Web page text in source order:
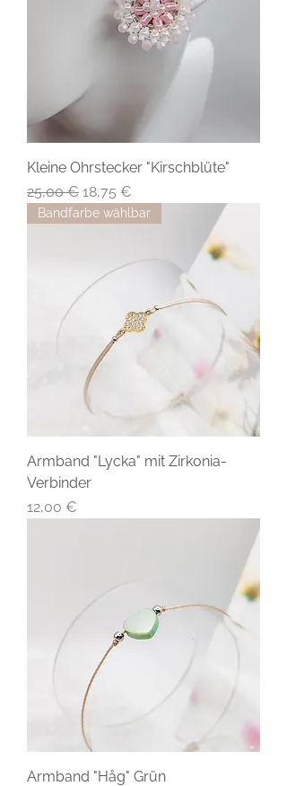
Kleine Ohrstecker "Kirschblüte"
Standardpreis
25,00 € Sale-Preis
18,75 €
Bandfarbe wählbar
Armband "Lycka" mit Zirkonia-
Verbinder
Preis
12,00 €
Armband "Håg" Grün